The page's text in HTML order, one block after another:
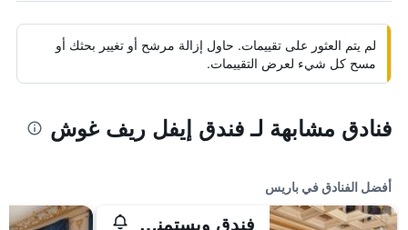
لم يتم العثور على تقييمات. حاول إزالة مرشح أو تغيير بحثك أو
مسح كل شيء لعرض التقييمات.
فنادق مشابهة لـ فندق إيفل ريف غوش
أفضل الفنادق في باريس
فندق ويستمنستر